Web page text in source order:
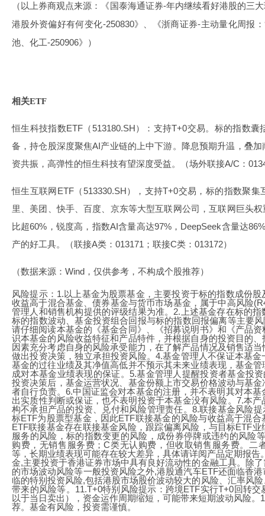
（以上券商观点来源：《国泰海通证券-年内继续看好港股的三
港股外资偏好有何变化-250830》、《浙商证券-主动量化周报
池、化工-250906》）
相关ETF
恒生科技指数ETF（513180.SH）：支持T+0交易。标的指数
备，持仓股深度聚焦AI产业链的上中下游。降息预期升温，叠
资共振，高弹性的恒生科技有望深度受益。（场外联接A/C：
恒生互联网ETF（513330.SH），支持T+0交易，标的指数聚
里、美团、快手、百度、京东等大型互联网公司，互联网巨头
比超60%，锐度高，指数AI含量高达97%，DeepSeek含量达
产的好工具。（联接A类：013171；联接C类：013172）
（数据来源：Wind，仅供参考，不构成个股推荐）
风险提示：1.以上基金为股票基金，主要投资于标的指数成份
收益高于混合基金、债券基金与货币市场基金，属于中高风险
管理人和销售机构提供的评级结果为准。2.上述基金存在标的
标的指数波动、基金投资组合回报与标的指数回报偏离等主要
请仔细阅读本基金的《基金合同》、《招募说明书》和《产品
识本基金的风险收益特征和产品特件，并根据自身的投资目的
因素充分考虑自身的风险承受能力，在了解产品情况及销售适
做出投资决策，独立承担投资风险。4.基金管理人不保证本基
基金的过往业绩及其净值高低并不预示其未来业绩表现，基金
成对本基金业绩表现的保证。5.基金管理人提醒投资者基金投
投资决策后，基金运营状况、基金份额上市交易价格波动与基
者自行负责。6.中国证监会对本基金的注册，并不表明其对本
出实质性判断或保证，也不表明投资于本基金没有风险。7.本
构不承担产品的投资、兑付和风险管理责任。8.联接基金风险
标ETF为股票型基金，因此ETF联接基金的风险与收益高于混
ETF联接基金存在联接基金风险，跟踪偏离风险，与目标ETF
服务的风险，标的指数变更的风险，成份券停牌或违约的风险
购费，无销售服务费；C类无认购费，但收取销售服务费。二
等，长期业绩表现可能存在较大差异，具体请详阅产品定期报告
金,主要投资于香港证券市场中具有良好流动性的金融工具。除
的市场波动风险等一般投资风险之外,港股通汽车ETF还面临香
临的特别投资风险,包括港股市场股价波动较大的风险、汇率风
带来的风险等。11.T+0特别风险提示：跨境ETF实行T+0回转
以于当日卖出），资金运作周期缩短，可能带来短期波动风险
荐。基金有风险，投资需谨慎。